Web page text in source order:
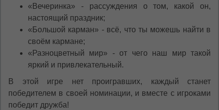
«Вечеринка» - рассуждения о том, какой он,
настоящий праздник;
«Большой карман» - всё, что ты можешь найти в
своём кармане;
«Разноцветный мир» - от чего наш мир такой
яркий и привлекательный.
В этой игре нет проигравших, каждый станет
победителем в своей номинации, и вместе с игроками
победит дружба!